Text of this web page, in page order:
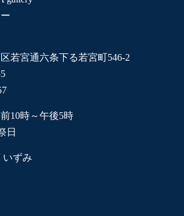
若宮通六条下る若宮町546-2
10時～午後5時
日
いずみ